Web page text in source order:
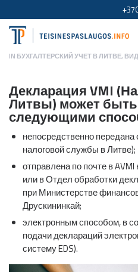
IN БУХГАЛТЕРСКИЙ УЧЕТ В ЛИТВЕ,
Декларация VMI
Литвы) может
следующими
непосредственно
налоговой службы в Литве);
отправлена по почте в
или в Отдел обработки
при Министерстве
Друскининкай;
электронным способом, в
подачи деклараций
систему EDS).